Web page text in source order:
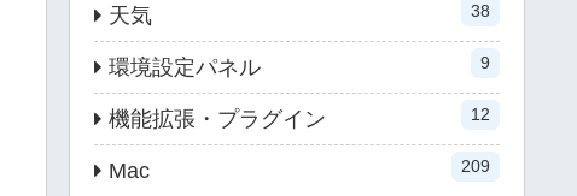
天気 38
環境設定パネル 9
機能拡張・プラグイン 12
Mac 209